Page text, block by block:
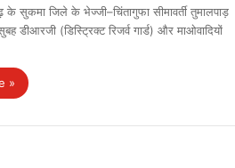
सुकमा जिले के भेज्जी–चिंतागुफा सीमावर्ती तुमालपाड़
डीआरजी (डिस्ट्रिक्ट रिजर्व गार्ड) और माओवादियों
»